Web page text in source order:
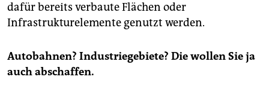
dafür bereits verbaute Flächen oder
Infrastrukturelemente genutzt werden.
Autobahnen? Industriegebiete? Die wollen Sie ja
auch abschaffen.